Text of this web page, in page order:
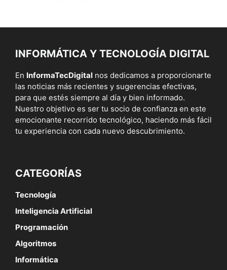
INFORMÁTICA Y TECNOLOGÍA DIGITAL
En InformaTecDigital nos dedicamos a proporcionarte
las noticias más recientes y sugerencias efectivas,
para que estés siempre al día y bien informado.
Nuestro objetivo es ser tu socio de confianza en este
emocionante recorrido tecnológico, haciendo más fácil
tu experiencia con cada nuevo descubrimiento.
CATEGORÍAS
Tecnología
Inteligencia Artificial
Programación
Algoritmos
Informática